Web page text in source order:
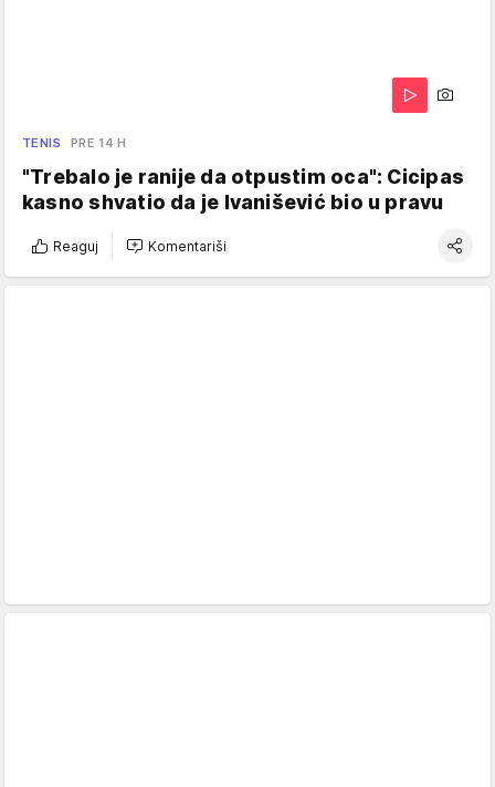
TENIS PRE 14 H
"Trebalo je ranije da otpustim oca": Cicipas
kasno shvatio da je Ivanišević bio u pravu
Reaguj Komentariši